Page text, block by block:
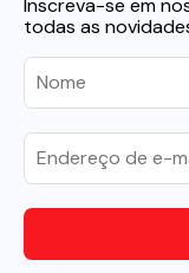
Inscreva-se em
todas as